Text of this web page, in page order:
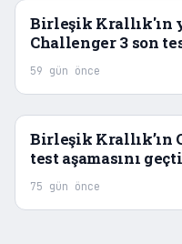
Birleşik Krallık'ın
Challenger 3 son
59 gün önce
Birleşik Krallık’ın
test aşamasını geçti
75 gün önce